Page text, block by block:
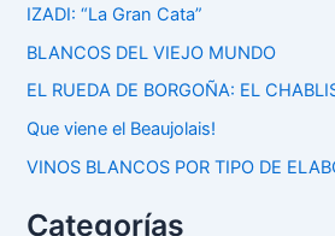
IZADI: “La Gran Cata”
BLANCOS DEL VIEJO MUNDO
EL RUEDA DE BORGOÑA: EL
Que viene el Beaujolais!
VINOS BLANCOS POR TIPO DE
Categorías